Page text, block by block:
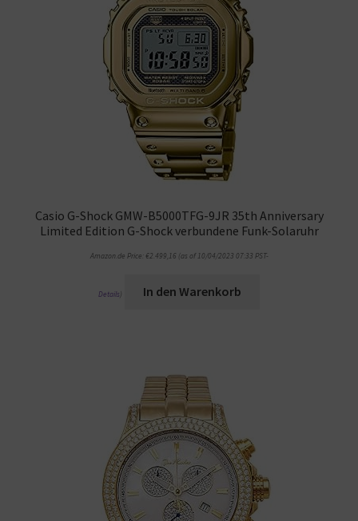
Casio G-Shock GMW-B5000TFG-9JR 35th Anniversary
Limited Edition G-Shock verbundene Funk-Solaruhr
Amazon.de Price: €2.499,16 (as of 10/04/2023 07:33 PST-
Details In den Warenkorb